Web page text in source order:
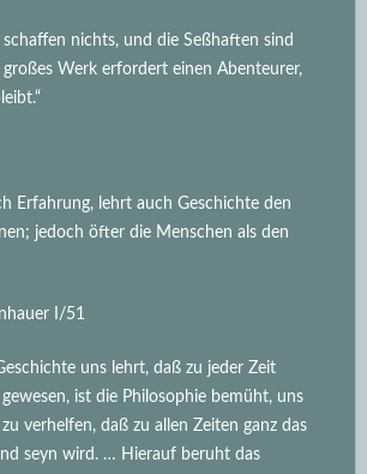
nichts, und die Seßhaften sind
großes Werk erfordert einen Abenteurer,
Erfahrung, lehrt auch Geschichte den
jedoch öfter die Menschen als den
I/51
uns lehrt, daß zu jeder Zeit
ist die Philosophie bemüht, uns
verhelfen, daß zu allen Zeiten ganz das
seyn wird. … Hierauf beruht das